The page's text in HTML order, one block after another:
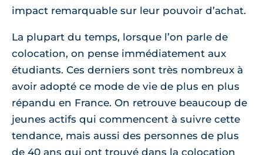
impact remarquable sur leur pouvoir d’achat.
La plupart du temps, lorsque l’on parle de
colocation, on pense immédiatement aux
étudiants. Ces derniers sont très nombreux à
avoir adopté ce mode de vie de plus en plus
répandu en France. On retrouve beaucoup de
jeunes actifs qui commencent à suivre cette
tendance, mais aussi des personnes de plus
de 40 ans qui ont trouvé dans la colocation